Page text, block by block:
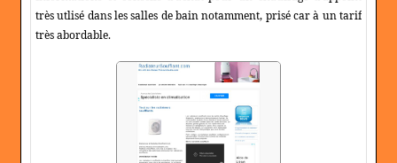
très utlisé dans les salles de bain notamment, prisé car à un tarif
très abordable.